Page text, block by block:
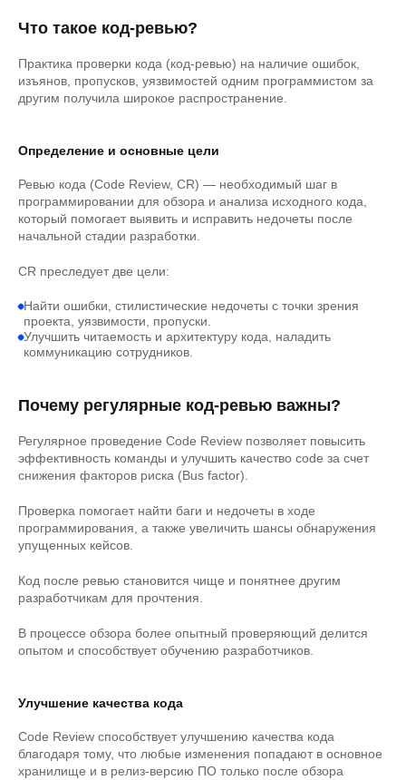
Что такое код-ревью?
Практика проверки кода (код-ревью) на наличие ошибок,
изъянов, пропусков, уязвимостей одним программистом за
другим получила широкое распространение.
Определение и основные цели
Ревью кода (Code Review, CR) — необходимый шаг в
программировании для обзора и анализа исходного кода,
который помогает выявить и исправить недочеты после
начальной стадии разработки.
CR преследует две цели:
Найти ошибки, стилистические недочеты с точки зрения
проекта, уязвимости, пропуски.
Улучшить читаемость и архитектуру кода, наладить
коммуникацию сотрудников.
Почему регулярные код-ревью важны?
Регулярное проведение Code Review позволяет повысить
эффективность команды и улучшить качество code за счет
снижения факторов риска (Bus factor).
Проверка помогает найти баги и недочеты в ходе
программирования, а также увеличить шансы обнаружения
упущенных кейсов.
Код после ревью становится чище и понятнее другим
разработчикам для прочтения.
В процессе обзора более опытный проверяющий делится
опытом и способствует обучению разработчиков.
Улучшение качества кода
Code Review способствует улучшению качества кода
благодаря тому, что любые изменения попадают в основное
хранилище и в релиз-версию ПО только после обзора